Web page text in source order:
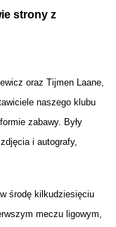
strony z
oraz Tijmen Laane,
naszego klubu
zabawy. Były
i autografy,
środę kilkudziesięciu
meczu ligowym,